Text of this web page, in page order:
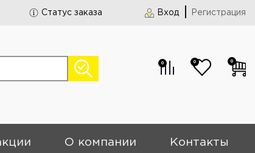
Статус заказа Вход Регистрация
0 0 0
О компании Контакты